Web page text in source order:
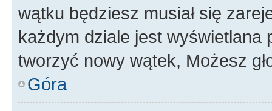
wątku będziesz musiał się
każdym dziale jest wyświetlana
tworzyć nowy wątek, Możesz
Góra